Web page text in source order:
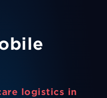
logistics in